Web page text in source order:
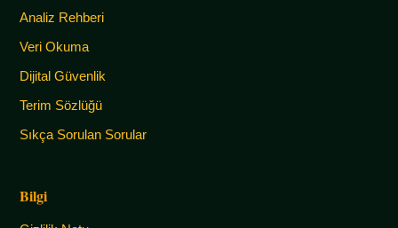
Analiz Rehberi
Veri Okuma
Dijital Güvenlik
Terim Sözlüğü
Sıkça Sorulan Sorular
Bilgi